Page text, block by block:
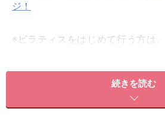
ジ！
※ピラティスをはじめて行う方は
ラティスの呼吸法」をご覧くださ
続きを読む